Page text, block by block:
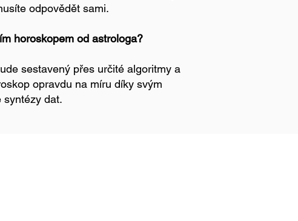
odpovědět sami.
horoskopem od astrologa?
sestavený přes určité algoritmy a
opravdu na míru díky svým
syntézy dat.